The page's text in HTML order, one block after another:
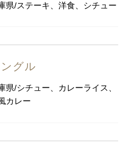
県/ステーキ、洋食、シチュー
グル
県/シチュー、カレーライス、
カレー